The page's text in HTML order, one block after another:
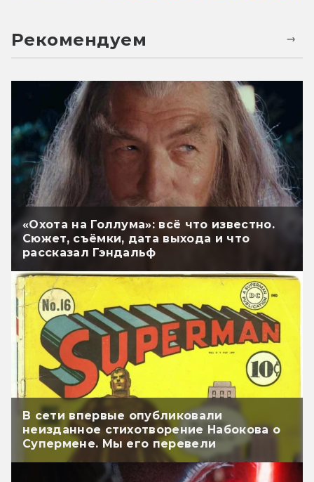
Рекомендуем
«Охота на Голлума»: всё что известно.
Сюжет, съёмки, дата выхода и что
рассказал Гэндальф
В сети впервые опубликовали
неизданное стихотворение Набокова о
Супермене. Мы его перевели